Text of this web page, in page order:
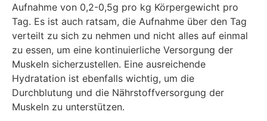
Aufnahme von 0,2-0,5g pro kg Körpergewicht pro
Tag. Es ist auch ratsam, die Aufnahme über den Tag
verteilt zu sich zu nehmen und nicht alles auf einmal
zu essen, um eine kontinuierliche Versorgung der
Muskeln sicherzustellen. Eine ausreichende
Hydratation ist ebenfalls wichtig, um die
Durchblutung und die Nährstoffversorgung der
Muskeln zu unterstützen.